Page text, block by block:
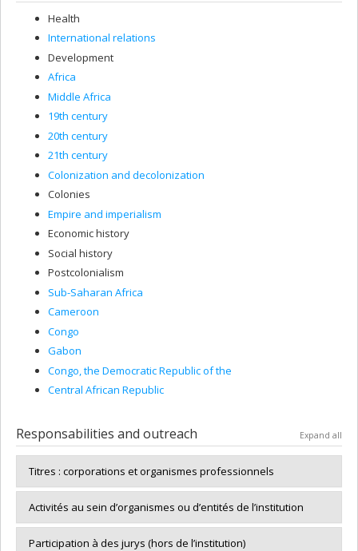
Health
International relations
Development
Africa
Middle Africa
19th century
20th century
21th century
Colonization and decolonization
Colonies
Empire and imperialism
Economic history
Social history
Postcolonialism
Sub-Saharan Africa
Cameroon
Congo
Gabon
Congo, the Democratic Republic of the
Central African Republic
Responsabilities and outreach Expand all
Titres : corporations et organismes professionnels
Activités au sein d’organismes ou d’entités de l’institution
Participation à des jurys (hors de l’institution)